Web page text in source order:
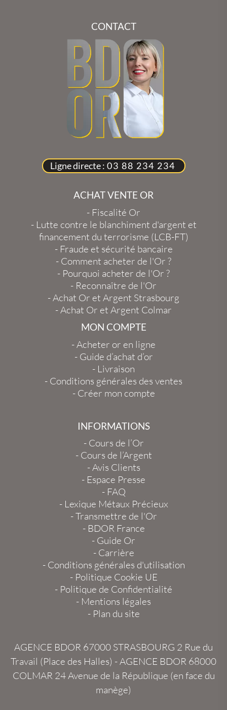
CONTACT
Ligne directe : 03 88 234 234
ACHAT VENTE OR
- Fiscalité Or
- Lutte contre le blanchiment d'argent et
financement du terrorisme (LCB-FT)
- Fraude et sécurité bancaire
- Comment acheter de l'Or ?
- Pourquoi acheter de l'Or ?
- Reconnaître de l'Or
-Achat Or et Argent Strasbourg
-Achat Or et Argent Colmar
MON COMPTE
-Acheter or en ligne
- Guide d’achat d’or
- Livraison
- Conditions générales des ventes
- Créer mon compte
INFORMATIONS
- Cours de l’Or
- Cours de l’Argent
-Avis Clients
- Espace Presse
- FAQ
- Lexique Métaux Précieux
-Transmettre de l'Or
- BDOR France
- Guide Or
- Carrière
- Conditions générales d'utilisation
- Politique Cookie UE
- Politique de Confidentialité
- Mentions légales
- Plan du site
AGENCE BDOR 67000 STRASBOURG 2 Rue du
Travail (Place des Halles) -AGENCE BDOR 68000
COLMAR24 Avenue de la République (en face du
manège)